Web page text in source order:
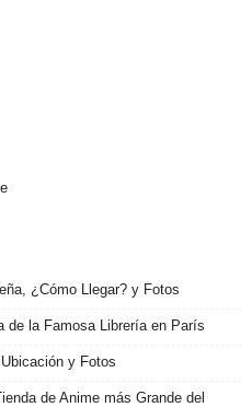
¿Cómo Llegar? y Fotos
de la Famosa Librería en París
y Fotos
de Anime más Grande del